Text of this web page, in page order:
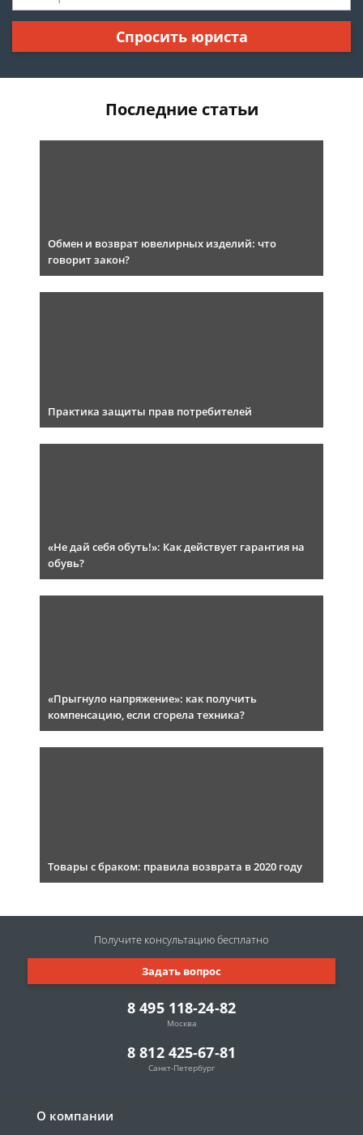
Спросить юриста
Последние статьи
Обмен и возврат ювелирных изделий: что
говорит закон?
Практика защиты прав потребителей
«Не дай себя обуть!»: Как действует гарантия на
обувь?
«Прыгнуло напряжение»: как получить
компенсацию, если сгорела техника?
Товары с браком: правила возврата в 2020 году
О компании
8 495 118-24-82
Москва
8 812 425-67-81
Санкт-Петербург
Задать вопрос
Получите консультациюбесплатно